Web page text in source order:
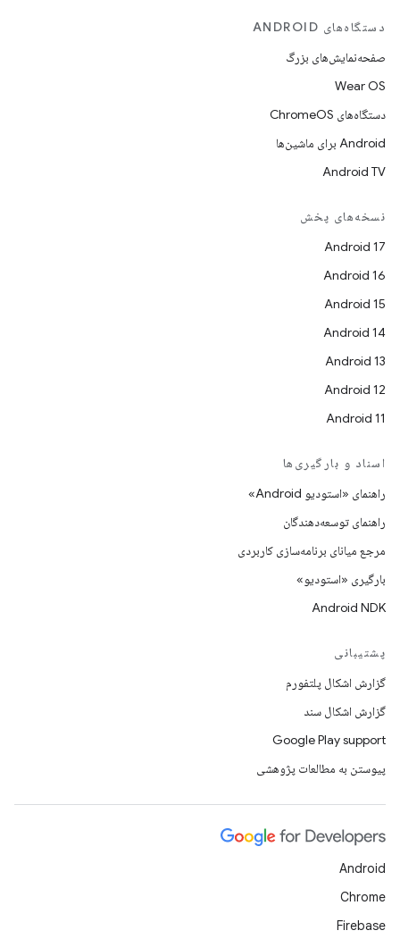
دستگاه‌های ANDROID
صفحه‌نمایش‌های بزرگ
Wear OS
دستگاه‌های ChromeOS
Android برای ماشین‌ها
Android TV
نسخه‌های پخش
Android 17
Android 16
Android 15
Android 14
Android 13
Android 12
Android 11
اسناد و بارگیری‌ها
راهنمای «استودیو Android»
راهنمای توسعه‌دهندگان
مرجع میانای برنامه‌سازی کاربردی
بارگیری «استودیو»
Android NDK
پشتیبانی
گزارش اشکال پلتفورم
گزارش اشکال سند
Google Play support
پیوستن به مطالعات پژوهشی
Android
Chrome
Firebase